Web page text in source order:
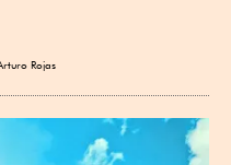
Rojas